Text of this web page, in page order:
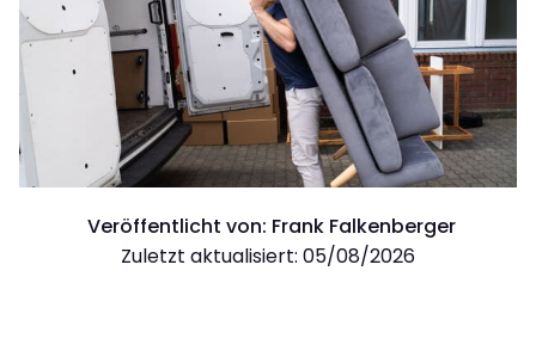
Veröffentlicht von: Frank Falkenberger
Zuletzt aktualisiert: 05/08/2026